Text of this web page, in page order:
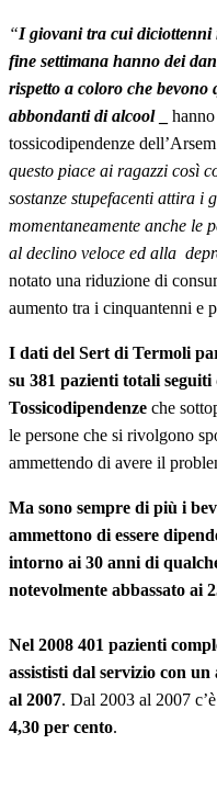
“I giovani tra cui diciottenni
fine settimana hanno dei
rispetto a coloro che bevono
abbondanti di alcool_
tossicodipendenze
questo piace ai ragazzi così
sostanze stupefacenti attira i
momentaneamente anche le
al declino veloce ed alla
notato una riduzione di
aumento tra i cinquantenni e
I dati del Sert di Termoli
su 381 pazienti totali
Tossicodipendenze che
le persone che si rivolgono
ammettendo di avere il
Ma sono sempre di più i
ammettono di essere
intorno ai 30 anni di
notevolmente abbassato ai
Nel 2008 401 pazienti
assististi dal servizio con
al 2007. Dal 2003 al 2007
4,30 per cento.